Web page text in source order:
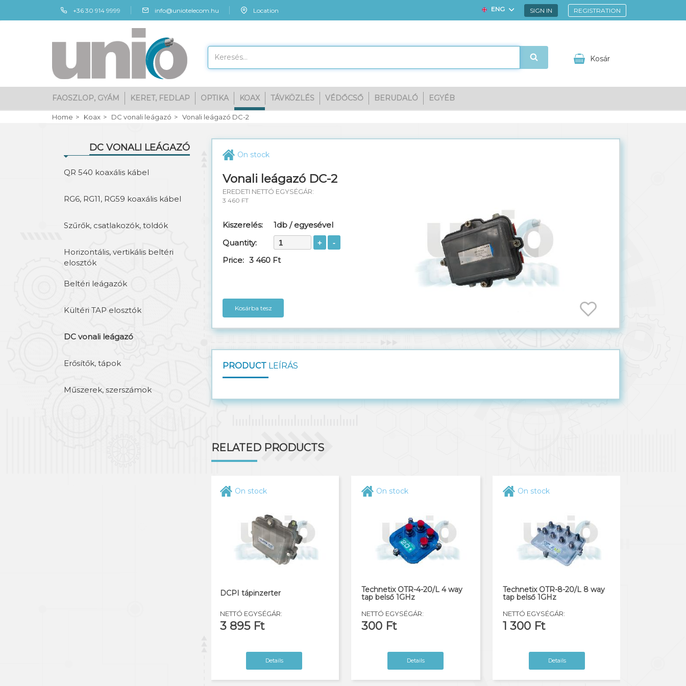
+36 30 914 9999 info@uniotelecom.hu Location ENG SIGN IN REGISTRATION
Kosár
FAOSZLOP, GYÁM KERET, FEDLAP OPTIKA KOAX TÁVKÖZLÉS VÉDŐCSŐ BERUDALÓ EGYÉB
Home Koax DC vonali leágazó Vonali leágazó DC-2
DC VONALI LEÁGAZÓ
QR 540 koaxális kábel
RG6, RG11, RG59 koaxális kábel
Szűrők, csatlakozók, toldók
Horizontális, vertikális beltéri
elosztók
Beltéri leágazók
Kültéri TAP elosztók
DC vonali leágazó
Erősítők, tápok
Műszerek, szerszámok
On stock
Vonali leágazó DC-2
EREDETI NETTÓ EGYSÉGÁR:
3 460 FT
Kiszerelés:
1db / egyesével
Quantity:
Price: 3 460 Ft
Kosárba tesz
PRODUCT LEÍRÁS
RELATED PRODUCTS
On stock
DCPI tápinzerter
NETTÓ EGYSÉGÁR:
3 895 Ft
Details
On stock
Technetix OTR-4-20/L 4 way
tap belső 1GHz
NETTÓ EGYSÉGÁR:
300 Ft
Details
On stock
Technetix OTR-8-20/L 8 way
tap belső 1GHz
NETTÓ EGYSÉGÁR:
1 300 Ft
Details